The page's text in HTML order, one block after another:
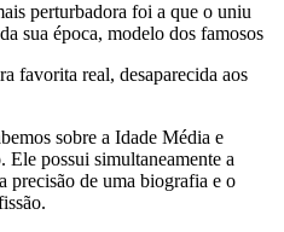
perturbadora foi a que o uniu
sua época, modelo dos famosos
favorita real, desaparecida aos
sobre a Idade Média e
Ele possui simultaneamente a
precisão de uma biografia e o